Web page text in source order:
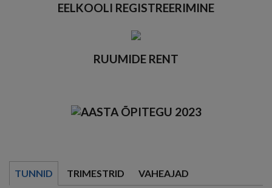
EELKOOLI REGISTREERIMINE
RUUMIDE RENT
TUNNID TRIMESTRID VAHEAJAD